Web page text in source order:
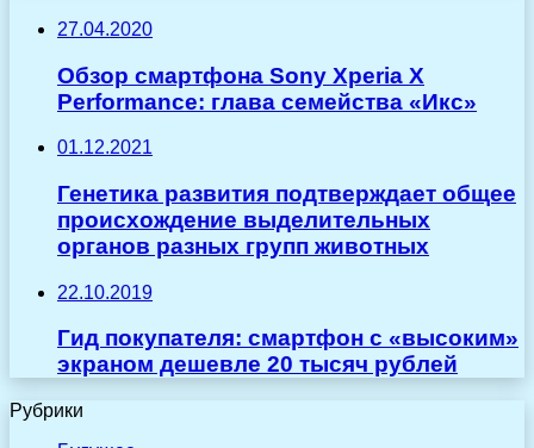
27.04.2020
Обзор смартфона Sony Xperia X
Performance: глава семейства «Икс»
01.12.2021
Генетика развития подтверждает общее
происхождение выделительных
органов разных групп животных
22.10.2019
Гид покупателя: cмартфон с «высоким»
экраном дешевле 20 тысяч рублей
Рубрики